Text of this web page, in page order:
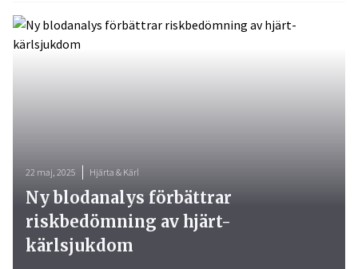
22 maj, 2025 Hjärta & Kärl
Ny blodanalys förbättrar
riskbedömning av hjärt-
kärlsjukdom